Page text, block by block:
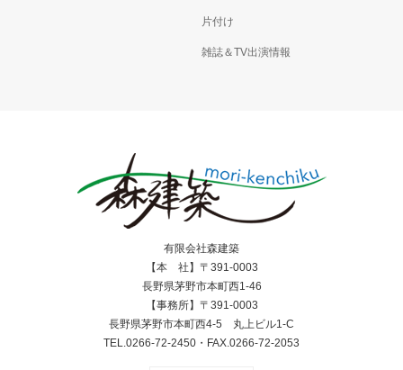
片付け
雑誌＆TV出演情報
有限会社森建築
【本 社】〒391-0003
長野県茅野市本町西1-46
【事務所】〒391-0003
長野県茅野市本町西4-5 丸上ビル1-C
TEL.0266-72-2450・FAX.0266-72-2053